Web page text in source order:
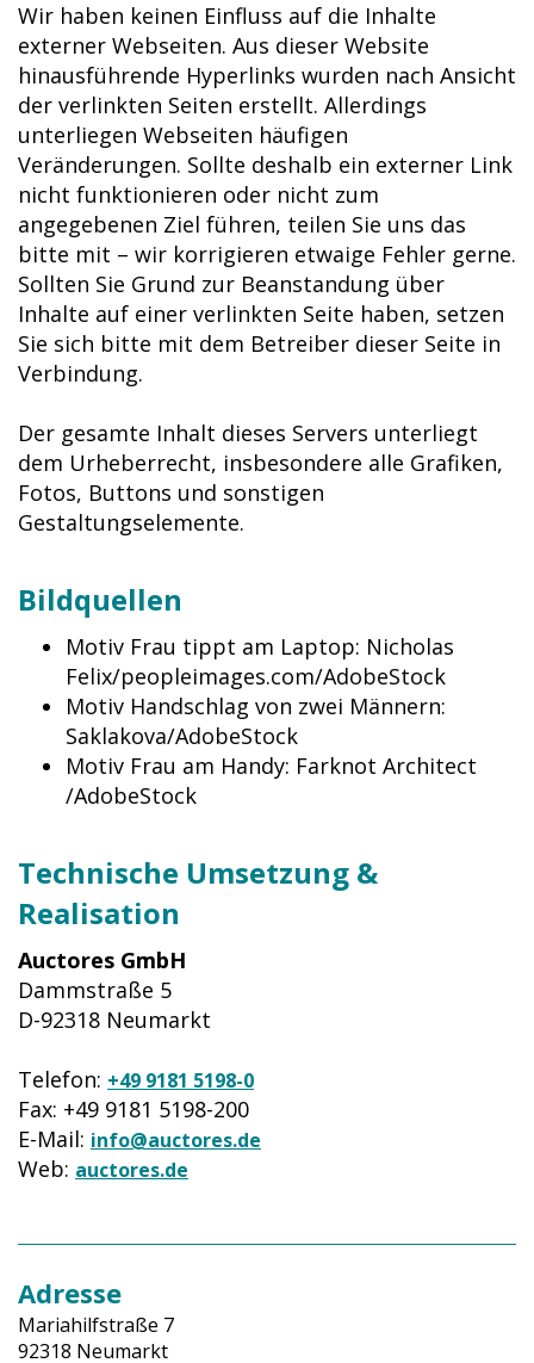
Wir haben keinen Einfluss auf die Inhalte
externer Webseiten. Aus dieser Website
hinausführende Hyperlinks wurden nach Ansicht
der verlinkten Seiten erstellt. Allerdings
unterliegen Webseiten häufigen
Veränderungen. Sollte deshalb ein externer Link
nicht funktionieren oder nicht zum
angegebenen Ziel führen, teilen Sie uns das
bitte mit – wir korrigieren etwaige Fehler gerne.
Sollten Sie Grund zur Beanstandung über
Inhalte auf einer verlinkten Seite haben, setzen
Sie sich bitte mit dem Betreiber dieser Seite in
Verbindung.
Der gesamte Inhalt dieses Servers unterliegt
dem Urheberrecht, insbesondere alle Grafiken,
Fotos, Buttons und sonstigen
Gestaltungselemente.
Bildquellen
Motiv Frau tippt am Laptop: Nicholas
Felix/peopleimages.com/AdobeStock
Motiv Handschlag von zwei Männern:
Saklakova/AdobeStock
Motiv Frau am Handy: Farknot Architect
/AdobeStock
Technische Umsetzung &
Realisation
Auctores GmbH
Dammstraße 5
D-92318 Neumarkt
Telefon: +49 9181 5198-0
Fax: +49 9181 5198-200
E-Mail: info@auctores.de
Web: auctores.de
Adresse
Mariahilfstraße 7
92318 Neumarkt